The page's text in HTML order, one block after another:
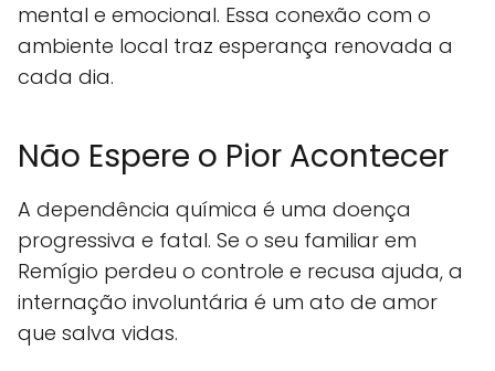
mental e emocional. Essa conexão com o
ambiente local traz esperança renovada a
cada dia.
Não Espere o Pior Acontecer
A dependência química é uma doença
progressiva e fatal. Se o seu familiar em
Remígio perdeu o controle e recusa ajuda, a
internação involuntária é um ato de amor
que salva vidas.